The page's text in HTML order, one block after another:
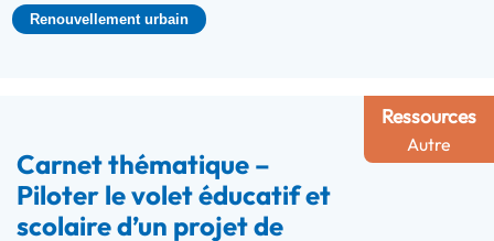
Renouvellement urbain
Ressources
Autre
Carnet thématique –
Piloter le volet éducatif et
scolaire d’un projet de